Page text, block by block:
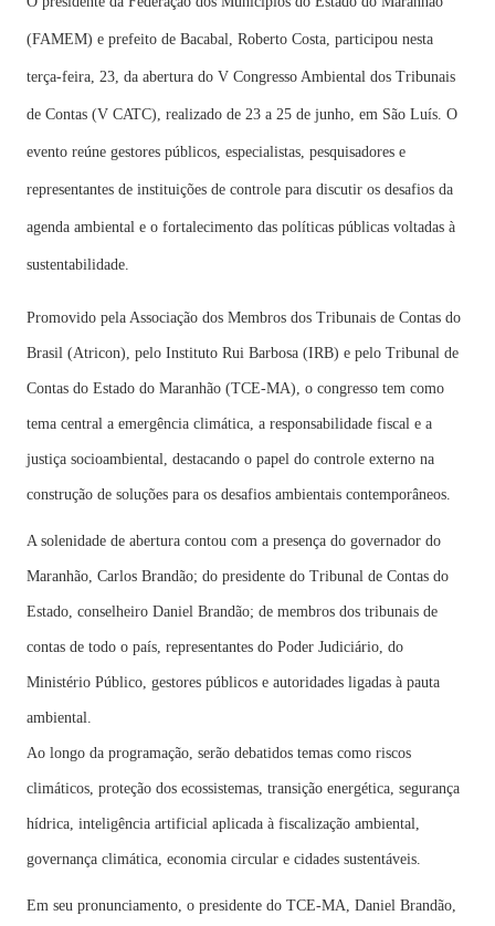
(FAMEM) e prefeito de Bacabal, Roberto Costa, participou nesta
terça-feira, 23, da abertura do V Congresso Ambiental dos Tribunais
de Contas (V CATC), realizado de 23 a 25 de junho, em São Luís. O
evento reúne gestores públicos, especialistas, pesquisadores e
representantes de instituições de controle para discutir os desafios da
agenda ambiental e o fortalecimento das políticas públicas voltadas à
sustentabilidade.
Promovido pela Associação dos Membros dos Tribunais de Contas do
Brasil (Atricon), pelo Instituto Rui Barbosa (IRB) e pelo Tribunal de
Contas do Estado do Maranhão (TCE-MA), o congresso tem como
tema central a emergência climática, a responsabilidade fiscal e a
justiça socioambiental, destacando o papel do controle externo na
construção de soluções para os desafios ambientais contemporâneos.
A solenidade de abertura contou com a presença do governador do
Maranhão, Carlos Brandão; do presidente do Tribunal de Contas do
Estado, conselheiro Daniel Brandão; de membros dos tribunais de
contas de todo o país, representantes do Poder Judiciário, do
Ministério Público, gestores públicos e autoridades ligadas à pauta
ambiental.
Ao longo da programação, serão debatidos temas como riscos
climáticos, proteção dos ecossistemas, transição energética, segurança
hídrica, inteligência artificial aplicada à fiscalização ambiental,
governança climática, economia circular e cidades sustentáveis.
Em seu pronunciamento, o presidente do TCE-MA, Daniel Brandão,